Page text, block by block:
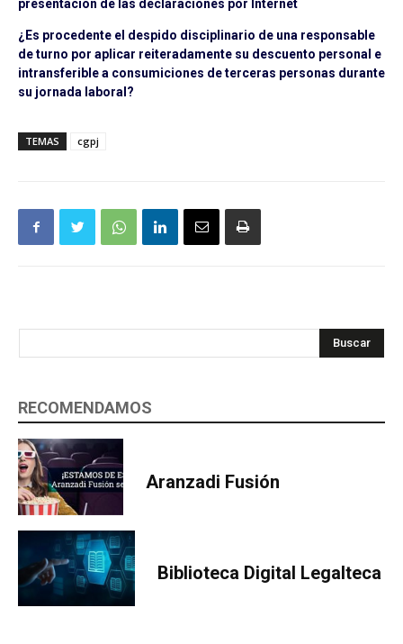
presentación de las declaraciones por Internet
¿Es procedente el despido disciplinario de una responsable
de turno por aplicar reiteradamente su descuento personal e
intransferible a consumiciones de terceras personas durante
su jornada laboral?
TEMAS cgpj
Buscar
RECOMENDAMOS
Aranzadi Fusión
Biblioteca Digital Legalteca